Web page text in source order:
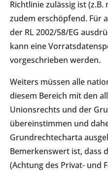
Richtlinie zulässig ist
zudem erschöpfend. Für
der RL 2002/58/EG
kann eine
vorgeschrieben werden.
Weiters müssen alle
diesem Bereich mit den
Unionsrechts und der
übereinstimmen und
Grundrechtecharta
Bemerkenswert ist, dass
(Achtung des Privat- und